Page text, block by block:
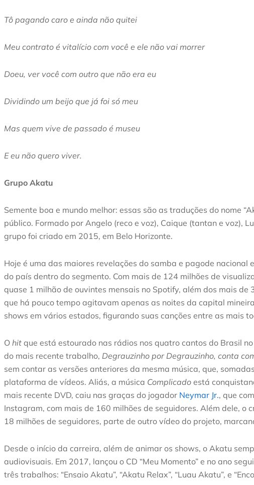
Tô pagando caro e ainda não quitei
Meu contrato é vitalício com você e ele não vai morrer
Doeu, ver você com outro que não era eu
Dividindo um beijo que já foi só meu
Mas quem vive de passado é museu
E eu não quero viver.
Grupo Akatu
Semente boa e mundo melhor: essas são as traduções do nome
público. Formado por Angelo (reco e voz), Caique (tantan e voz),
grupo foi criado em 2015, em Belo Horizonte.
Hoje é uma das maiores revelações do samba e pagode
do país dentro do segmento. Com mais de 124 milhões de
quase 1 milhão de ouvintes mensais no Spotify, além dos mais
que há pouco tempo agitavam apenas as noites da capital
shows em vários estados, figurando suas canções entre as mais
O hit que está estourado nas rádios nos quatro cantos do Brasil
do mais recente trabalho, Degrauzinho por Degrauzinho, conta
sem contar as versões anteriores da mesma música, que,
plataforma de vídeos. Aliás, a música Complicado está
mais recente DVD, caiu nas graças do jogador Neymar Jr., que
Instagram, com mais de 160 milhões de seguidores. Além dele, o
18 milhões de seguidores, parte de outro vídeo do projeto,
Desde o início da carreira, além de animar os shows, o Akatu
audiovisuais. Em 2017, lançou o CD “Meu Momento” e no ano
três trabalhos: “Ensaio Akatu”, “Akatu Relax”, “Luau Akatu”, e